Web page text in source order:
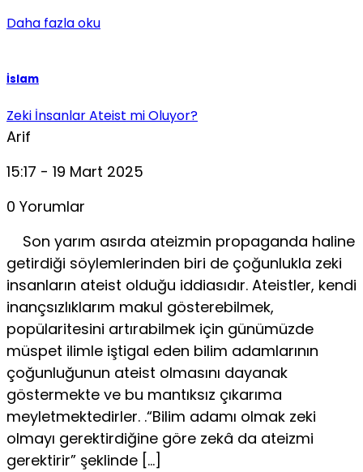
Daha fazla oku
İslam
Zeki İnsanlar Ateist mi Oluyor?
Arif
15:17 - 19 Mart 2025
0 Yorumlar
Son yarım asırda ateizmin propaganda haline
getirdi­ği söylemlerinden biri de çoğunlukla zeki
insanların ateist olduğu iddiasıdır. Ateistler, kendi
inançsızlıklarım makul gösterebilmek,
popülaritesini artırabilmek için günümüzde
müspet ilimle iştigal eden bilim adamlarının
çoğunluğunun ateist olmasını dayanak
göstermekte ve bu mantıksız çıka­rıma
meyletmektedirler. .“Bilim adamı olmak zeki
olma­yı gerektirdiğine göre zekâ da ateizmi
gerektirir” şeklinde […]